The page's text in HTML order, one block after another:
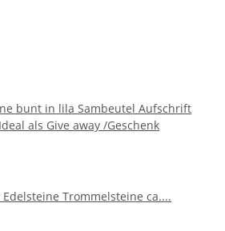
bunt in lila Sambeutel Aufschrift
als Give away /Geschenk